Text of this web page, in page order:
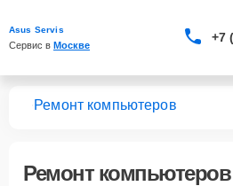
Asus Servis
Сервис в Москве
+7
Ремонт компьютеров
Ремонт